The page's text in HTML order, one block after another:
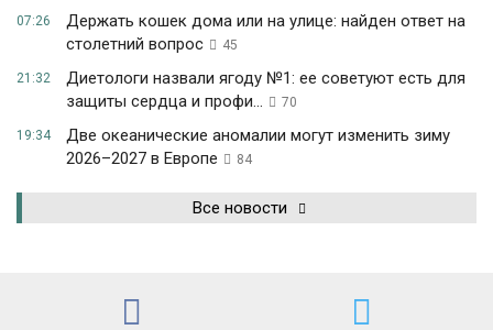
07:26
Держать кошек дома или на улице: найден ответ на
столетний вопрос
45
21:32
Диетологи назвали ягоду №1: ее советуют есть для
защиты сердца и профи...
70
19:34
Две океанические аномалии могут изменить зиму
2026–2027 в Европе
84
Все новости